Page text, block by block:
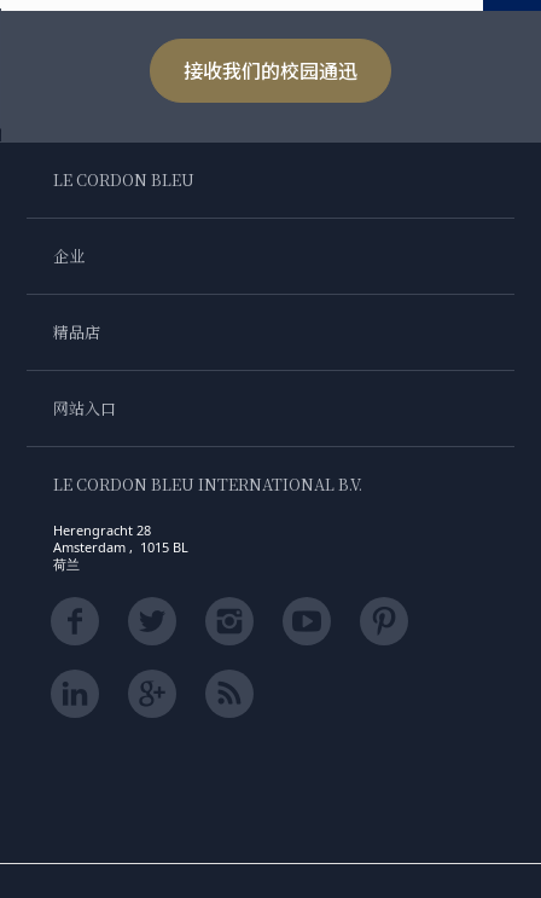
接收我们的校园通迅
LE CORDON BLEU
企业
精品店
网站入口
LE CORDON BLEU INTERNATIONAL B.V.
Herengracht 28
Amsterdam , 1015 BL
荷兰